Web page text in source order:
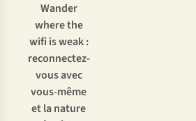
Wander
where the
wifi is weak:
reconnectez-
vous avec
vous-même
et la nature